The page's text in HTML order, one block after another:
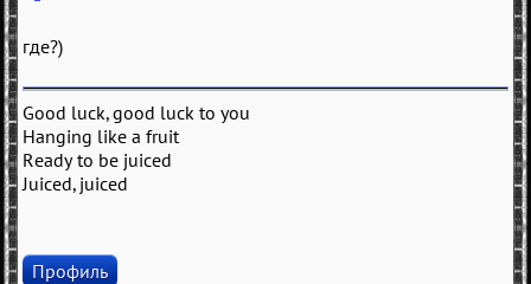
где?)
Good luck, good luck to you
Hanging like a fruit
Ready to be juiced
Juiced, juiced
Профиль